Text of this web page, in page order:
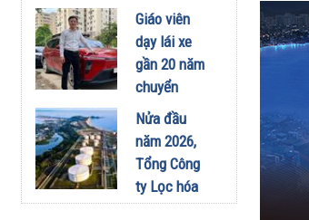
29/07/2026
khuấy động
mùa hè tại
TP. Hồ Chí
Minh
Giáo viên
dạy lái xe
gần 20 năm
chuyển
sang dùng
Limo
Green: Tôi
đã hiểu vì
sao xe điện
Nửa đầu
năm 2026,
Tổng Công
ty Lọc hóa
dầu Việt